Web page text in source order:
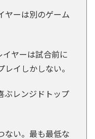
ヤーは別のゲーム
ヤーは試合前に
イしかしない。
ぶレンジドトップ
ない。最も最低な